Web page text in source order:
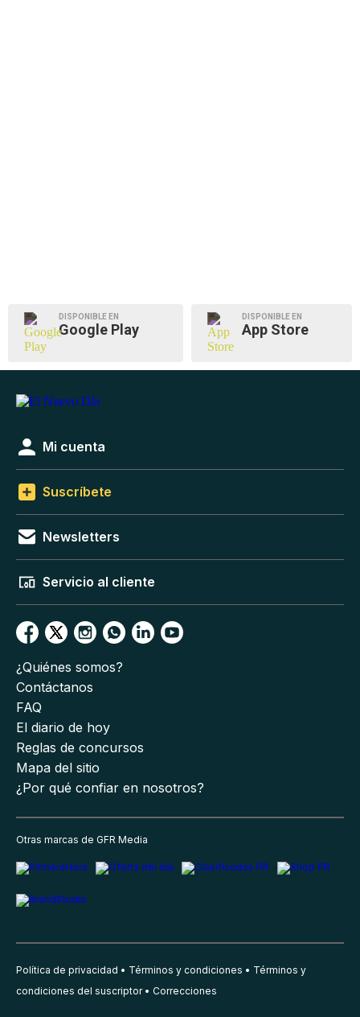
DISPONIBLE EN
Google Play
DISPONIBLE EN
App Store
Mi cuenta
Suscríbete
Newsletters
Servicio al cliente
¿Quiénes somos?
Contáctanos
FAQ
El diario de hoy
Reglas de concursos
Mapa del sitio
¿Por qué confiar en nosotros?
Otras marcas de GFR Media
Política de privacidad Términos y condiciones
Términos y
condiciones del suscriptor
Correcciones